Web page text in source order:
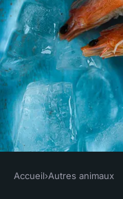
Accueil›Autres animaux